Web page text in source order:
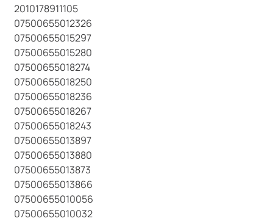
2010178911105
07500655012326
07500655015297
07500655015280
07500655018274
07500655018250
07500655018236
07500655018267
07500655018243
07500655013897
07500655013880
07500655013873
07500655013866
07500655010056
07500655010032